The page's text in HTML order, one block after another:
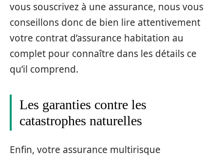
vous souscrivez à une assurance, nous vous
conseillons donc de bien lire attentivement
votre contrat d’assurance habitation au
complet pour connaître dans les détails ce
qu’il comprend.
Les garanties contre les
catastrophes naturelles
Enfin, votre assurance multirisque